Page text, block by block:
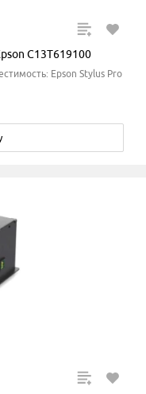
C13T619100
Epson Stylus Pro